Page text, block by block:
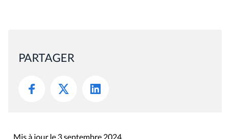
PARTAGER
Mis à jour le 3 septembre 2024